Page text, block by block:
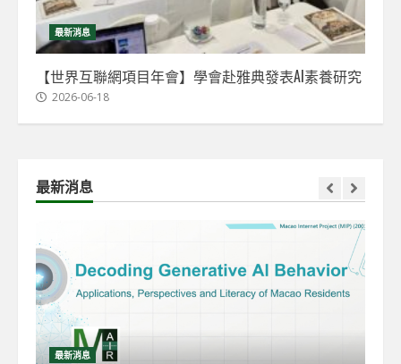
最新消息
【世界互聯網項目年會】學會赴雅典發表AI素養研究
2026-06-18
最新消息
最新消息